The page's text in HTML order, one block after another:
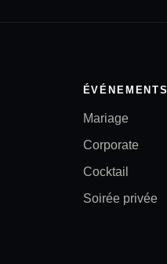
ÉVÉNEMENTS
Mariage
Corporate
Cocktail
Soirée privée